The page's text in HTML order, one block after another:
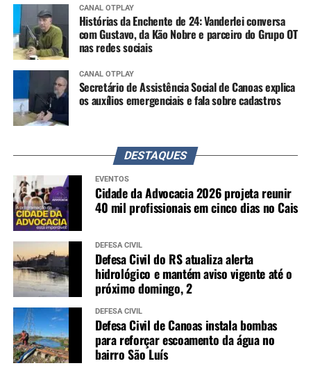
CANAL OTPLAY
Histórias da Enchente de 24: Vanderlei conversa
com Gustavo, da Kão Nobre e parceiro do Grupo OT
nas redes sociais
CANAL OTPLAY
Secretário de Assistência Social de Canoas explica
os auxílios emergenciais e fala sobre cadastros
DESTAQUES
EVENTOS
Cidade da Advocacia 2026 projeta reunir
40 mil profissionais em cinco dias no Cais
DEFESA CIVIL
Defesa Civil do RS atualiza alerta
hidrológico e mantém aviso vigente até o
próximo domingo, 2
DEFESA CIVIL
Defesa Civil de Canoas instala bombas
para reforçar escoamento da água no
bairro São Luís